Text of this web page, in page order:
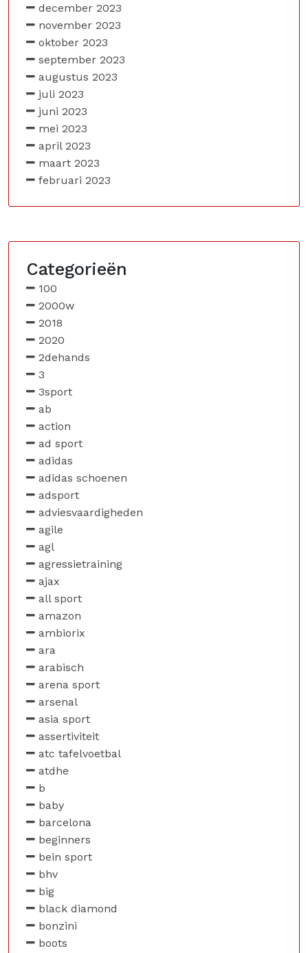
december 2023
november 2023
oktober 2023
september 2023
augustus 2023
juli 2023
juni 2023
mei 2023
april 2023
maart 2023
februari 2023
Categorieën
100
2000w
2018
2020
2dehands
3
3sport
ab
action
ad sport
adidas
adidas schoenen
adsport
adviesvaardigheden
agile
agl
agressietraining
ajax
all sport
amazon
ambiorix
ara
arabisch
arena sport
arsenal
asia sport
assertiviteit
atc tafelvoetbal
atdhe
b
baby
barcelona
beginners
bein sport
bhv
big
black diamond
bonzini
boots